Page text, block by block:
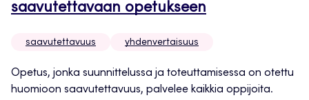
saavutettavaan opetukseen
saavutettavuus yhdenvertaisuus
Opetus, jonka suunnittelussa ja toteuttamisessa on otettu
huomioon saavutettavuus, palvelee kaikkia oppijoita.